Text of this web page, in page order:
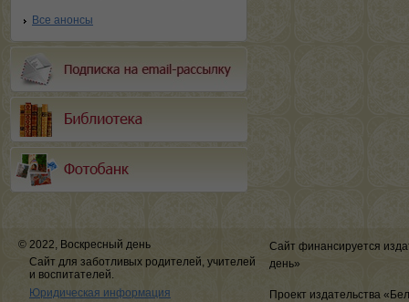
Все анонсы
© 2022, Воскресный день
Сайт для заботливых родителей, учителей
и воспитателей.
Юридическая информация
Сайт финансируется
день»
Проект издательства